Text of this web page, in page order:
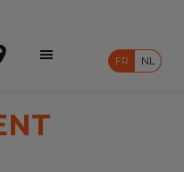
FR NL